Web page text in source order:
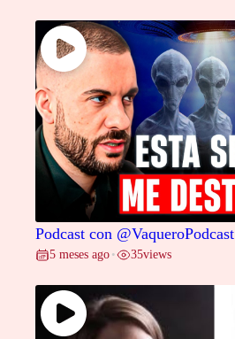
Podcast con @VaqueroPodcast
5 meses ago • 35views